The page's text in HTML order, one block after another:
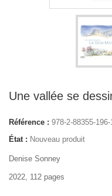
Une vallée se
Référence : 978-2-88355-196-
État : Nouveau produit
Denise Sonney
2022, 112 pages